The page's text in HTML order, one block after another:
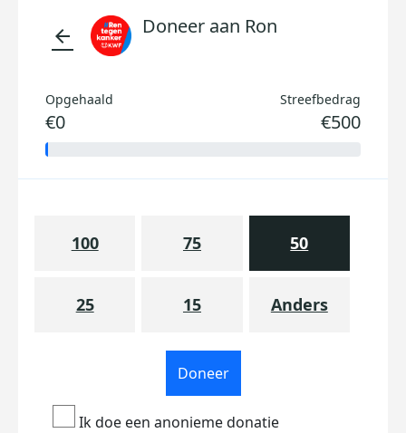
arrow_back Doneer aan Ron
Opgehaald
€0
Streefbedrag
€500
100 75 50
25 15 Anders
Doneer
Ik doe een anonieme donatie